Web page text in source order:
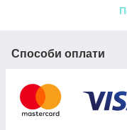
Способи оплати